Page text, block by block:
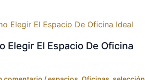
Elegir El Espacio De Oficina